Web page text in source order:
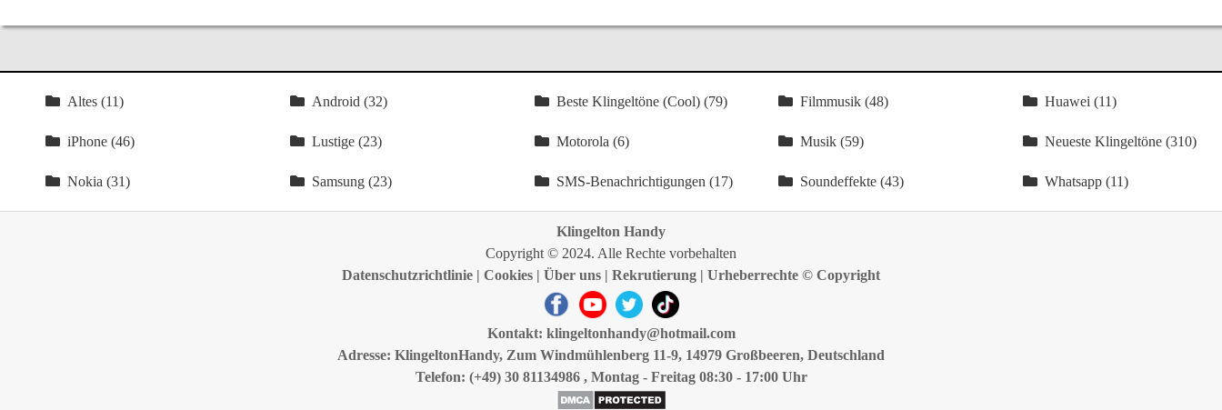
Altes (11) Android (32) Beste Klingeltöne (Cool) (79) Filmmusik (48) Huawei (11)
iPhone (46) Lustige (23) Motorola (6) Musik (59) Neueste Klingeltöne (310)
Nokia (31) Samsung (23) SMS-Benachrichtigungen (17) Soundeffekte (43) Whatsapp (11)
Klingelton Handy
Copyright © 2024. Alle Rechte vorbehalten
Datenschutzrichtlinie | Cookies | Über uns | Rekrutierung | Urheberrechte © Copyright
Kontakt: klingeltonhandy@hotmail.com
Adresse: KlingeltonHandy, Zum Windmühlenberg 11-9, 14979 Großbeeren, Deutschland
Telefon: (+49) 30 81134986 , Montag - Freitag 08:30 - 17:00 Uhr